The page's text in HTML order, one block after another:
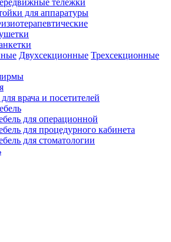
тележки
для аппаратуры
Двухсекционные Трехсекционные
врача и посетителей
для операционной
для процедурного кабинета
для стоматологии